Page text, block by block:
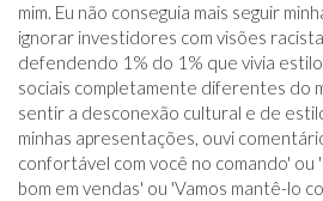
mim. Eu não conseguia mais seguir
ignorar investidores com visões
defendendo 1% do 1% que vivia
sociais completamente diferentes do
sentir a desconexão cultural e de
minhas apresentações, ouvi
confortável com você no comando' ou
bom em vendas' ou 'Vamos mantê-lo